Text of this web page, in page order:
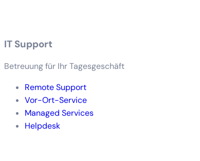
IT Support
Betreuung für Ihr Tagesgeschäft
Remote Support
Vor-Ort-Service
Managed Services
Helpdesk